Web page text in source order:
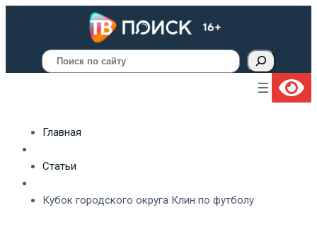
Поиск
Главная
Статьи
Кубок городского округа Клин по футболу